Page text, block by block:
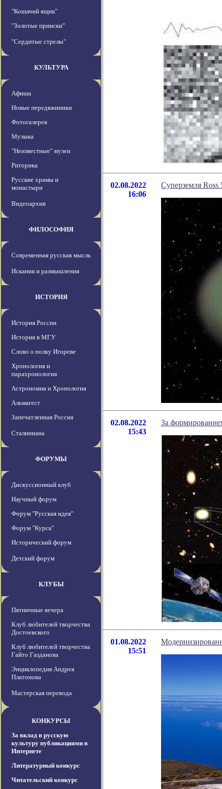
"Кошачий ящик"
"Золотые прииски"
"Сердитые стрелы"
КУЛЬТУРА
Афиша
Новые передвжиники
Фотогалерея
Музыка
"Неизвестные" музеи
Риторика
Русские храмы и
монастыри
Видеоархив
ФИЛОСОФИЯ
Современная русская мысль
Искания и размышления
ИСТОРИЯ
История России
История в МГУ
Слово о полку Игореве
Хронология и
парахронология
Астрономия и Хронология
Альмагест
Запечатленная Россия
Сталиниана
ФОРУМЫ
Дискуссионный клуб
Научный форум
Форум "Русская идея"
Форум "Курск"
Исторический форум
Детский форум
КЛУБЫ
Пятничные вечера
Клуб любителей творчества
Достоевского
Клуб любителей творчества
Гайто Газданова
Энциклопедия Андрея
Платонова
Мастерская перевода
КОНКУРСЫ
За вклад в русскую
культуру публикациями в
Интернете
Литературный конкурс
Читательский конкурс
02.08.2022
16:06
Суперземля Ross
02.08.2022
15:43
За
01.08.2022
15:51